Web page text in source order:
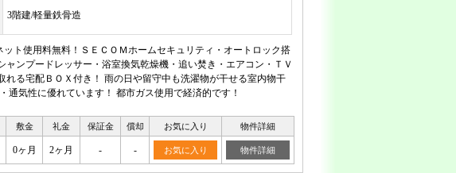
3階建/軽量鉄骨造
ト使用料無料！ＳＥＣＯＭホームセキュリティ・オートロック搭
ンプードレッサー・浴室換気乾燥機・追い焚き・エアコン・ＴＶ
る宅配ＢＯＸ付き！ 雨の日や留守中も洗濯物が干せる室内物干
通気性に優れています！ 都市ガス使用で経済的です！
敷金 礼金 保証金 償却 お気に入り 物件詳細
0ヶ月 2ヶ月 - - お気に入り 物件詳細